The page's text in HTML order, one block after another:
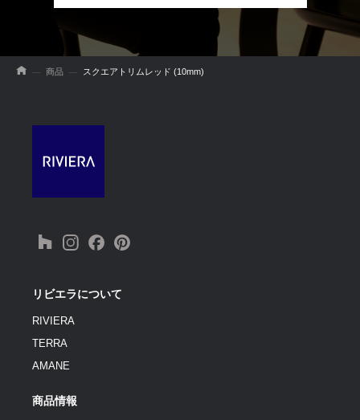
商品 スクエアトリムレッド (10mm)
リビエラについて
RIVIERA
TERRA
AMANE
商品情報